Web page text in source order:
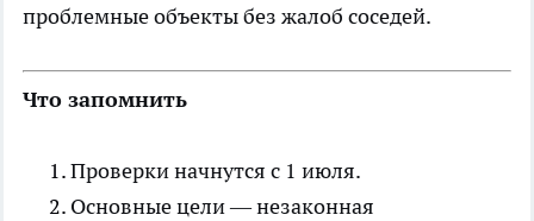
проблемные объекты без жалоб соседей.
Что запомнить
Проверки начнутся с 1 июля.
Основные цели — незаконная